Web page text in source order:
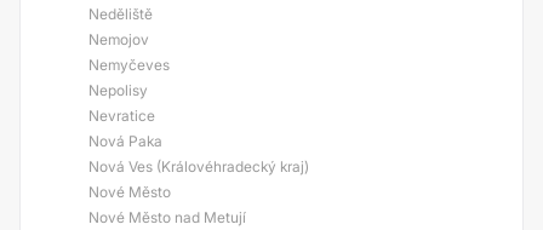
Neděliště
Nemojov
Nemyčeves
Nepolisy
Nevratice
Nová Paka
Nová Ves (Královéhradecký kraj)
Nové Město
Nové Město nad Metují